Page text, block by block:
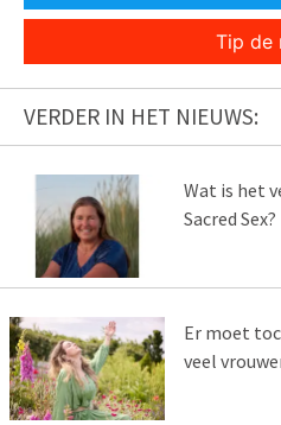
Tip de
VERDER IN HET NIEUWS:
Wat is het
Sacred Sex?
Er moet
veel